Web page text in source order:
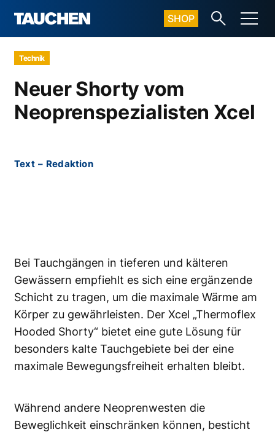
SHOP
Technik
Neuer Shorty vom
Neoprenspezialisten Xcel
Text – Redaktion
Bei Tauchgängen in tieferen und kälteren
Gewässern empfiehlt es sich eine ergänzende
Schicht zu tragen, um die maximale Wärme am
Körper zu gewährleisten. Der Xcel „Thermoflex
Hooded Shorty“ bietet eine gute Lösung für
besonders kalte Tauchgebiete bei der eine
maximale Bewegungsfreiheit erhalten bleibt.
Während andere Neoprenwesten die
Beweglichkeit einschränken können, besticht